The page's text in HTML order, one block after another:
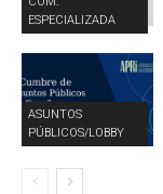
ESPECIALIZADA
ASUNTOS
PÚBLICOS/LOBBY